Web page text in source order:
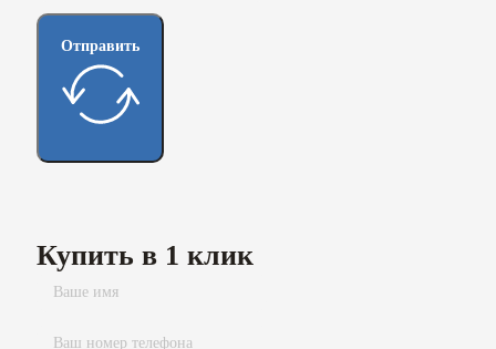
Отправить
Купить в 1 клик